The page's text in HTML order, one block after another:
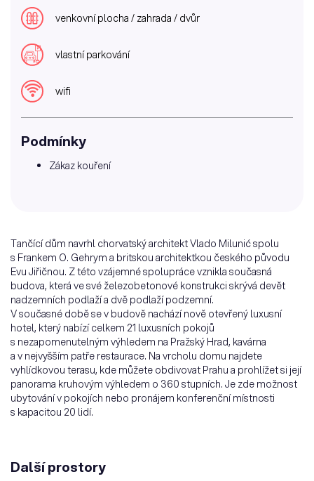
venkovní plocha / zahrada / dvůr
vlastní parkování
wifi
Podmínky
Zákaz kouření
Tančící dům navrhl chorvatský architekt Vlado Milunić spolu
s Frankem O. Gehrym a britskou architektkou českého původu
Evu Jiřičnou. Z této vzájemné spolupráce vznikla současná
budova, která ve své železobetonové konstrukci skrývá devět
nadzemních podlaží a dvě podlaží podzemní.
V současné době se v budově nachází nově otevřený luxusní
hotel, který nabízí celkem 21 luxusních pokojů
s nezapomenutelným výhledem na Pražský Hrad, kavárna
a v nejvyšším patře restaurace. Na vrcholu domu najdete
vyhlídkovou terasu, kde můžete obdivovat Prahu a prohlížet si její
panorama kruhovým výhledem o 360 stupních. Je zde možnost
ubytování v pokojích nebo pronájem konferenční místnosti
s kapacitou 20 lidí.
Další prostory